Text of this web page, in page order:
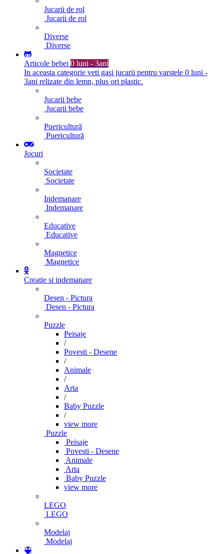
Jucarii de rol
Jucarii de rol
Diverse
Diverse
Articole bebei 0 luni - 3ani
In aceasta categorie veti gasi jucarii pentru varstele 0 luni -
3ani relizate din lemn, plus ori plastic.
Jucarii bebe
Jucarii bebe
Puericultură
Puericultură
Jocuri
Societate
Societate
Indemanare
Indemanare
Educative
Educative
Magnetice
Magnetice
Creatie si indemanare
Desen - Pictura
Desen - Pictura
Puzzle
Peisaje
/
Povesti - Desene
/
Animale
/
Arta
/
Baby Puzzle
/
view more
Puzzle
Peisaje
Povesti - Desene
Animale
Arta
Baby Puzzle
view more
LEGO
LEGO
Modelaj
Modelaj